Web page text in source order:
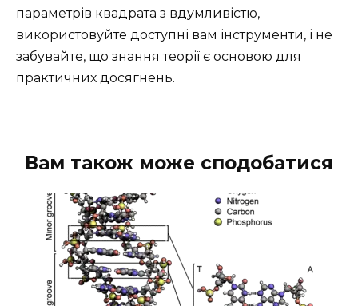
параметрів квадрата з вдумливістю,
використовуйте доступні вам інструменти, і не
забувайте, що знання теорії є основою для
практичних досягнень.
Вам також може сподобатися